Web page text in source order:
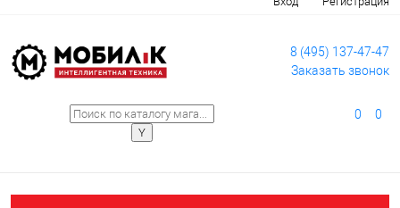
8 (495) 137-47-47
Заказать звонок
0 0